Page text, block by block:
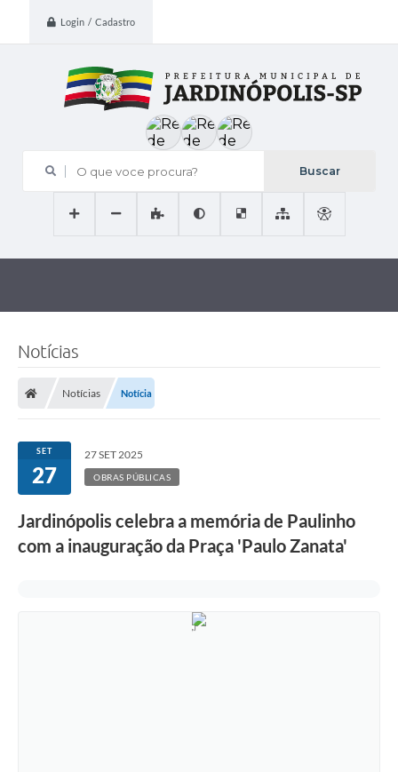
Login / Cadastro
O que voce procura?
Notícias
Notícias Notícia
SET
27
27 SET 2025
OBRAS PÚBLICAS
Jardinópolis celebra a memória de Paulinho
com a inauguração da Praça 'Paulo Zanata'